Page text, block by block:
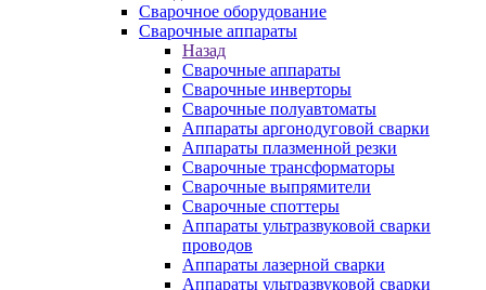
Сварочное оборудование
Сварочные аппараты
Назад
Сварочные аппараты
Сварочные инверторы
Сварочные полуавтоматы
Аппараты аргонодуговой сварки
Аппараты плазменной резки
Сварочные трансформаторы
Сварочные выпрямители
Сварочные споттеры
Аппараты ультразвуковой сварки
проводов
Аппараты лазерной сварки
Аппараты ультразвуковой сварки